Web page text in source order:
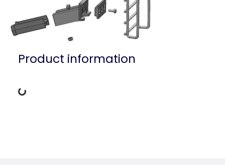
Product information
Loading Data